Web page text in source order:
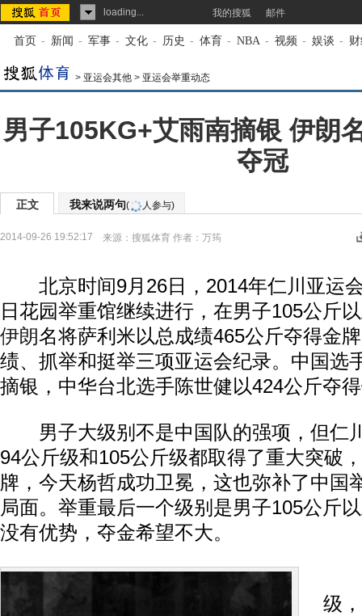
loading... 我的搜狐 邮件
首页 - 新闻 - 军事 - 文化 - 历史 - 体育 - NBA - 视频 - 娱谈 -
> 亚运会其他 > 亚运会举重动态
男子105KG+艾雨南摘银 伊朗
夺冠
正文 我来说两句( 人参与)
2014-09-26 19:52:17 来源： 搜狐体育 作者：万筠
北京时间9月26日，2014年仁川亚运
日花园举重馆继续进行，在男子105公斤
伊朗名将萨利米以总成绩465公斤夺得金
绩、抓举和挺举三项亚运会纪录。中国选
摘银，中华台北选手陈世健以424公斤夺
男子大级别不是中国队的强项，但仁
94公斤级和105公斤级都取得了重大突破
牌，今天杨哲成功卫冕，这也弥补了中国
局面。举重最后一个级别是男子105公斤
没有优势，夺金希望不大。
级